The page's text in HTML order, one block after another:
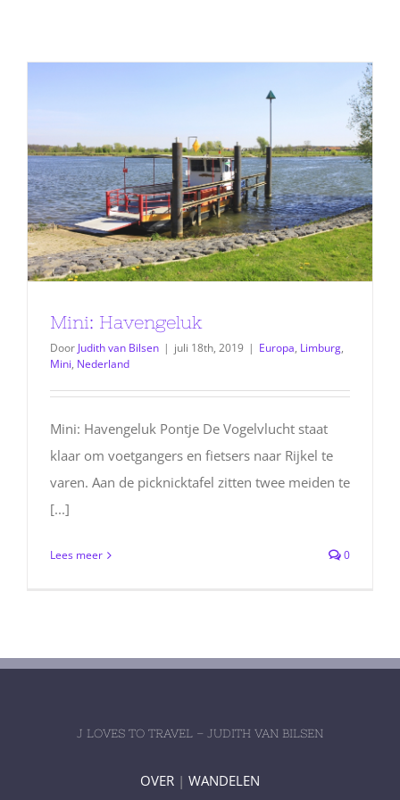
Mini: Havengeluk
Door Judith van Bilsen | juli 18th, 2019 | Europa, Limburg,
Mini, Nederland
Mini: Havengeluk Pontje De Vogelvlucht staat
klaar om voetgangers en fietsers naar Rijkel te
varen. Aan de picknicktafel zitten twee meiden te
[...]
Lees meer 0
J LOVES TO TRAVEL – JUDITH VAN BILSEN
OVER | WANDELEN